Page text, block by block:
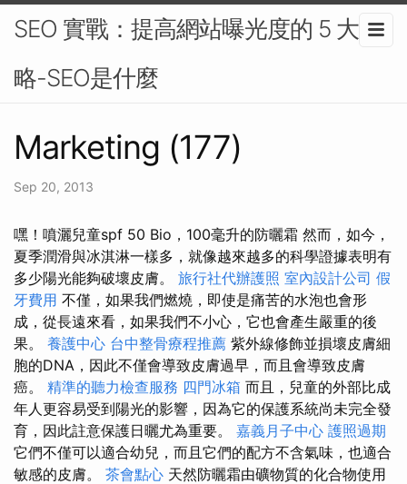
SEO 實戰：提高網站曝光度的 5 大策
略-SEO是什麼
Marketing (177)
Sep 20, 2013
嘿！噴灑兒童spf 50 Bio，100毫升的防曬霜 然而，如今，
夏季潤滑與冰淇淋一樣多，就像越來越多的科學證據表明有
多少陽光能夠破壞皮膚。 旅行社代辦護照 室內設計公司 假
牙費用 不僅，如果我們燃燒，即使是痛苦的水泡也會形
成，從長遠來看，如果我們不小心，它也會產生嚴重的後
果。 養護中心 台中整骨療程推薦 紫外線修飾並損壞皮膚細
胞的DNA，因此不僅會導致皮膚過早，而且會導致皮膚
癌。 精準的聽力檢查服務 四門冰箱 而且，兒童的外部比成
年人更容易受到陽光的影響，因為它的保護系統尚未完全發
育，因此註意保護日曬尤為重要。 嘉義月子中心 護照過期
它們不僅可以適合幼兒，而且它們的配方不含氣味，也適合
敏感的皮膚。 茶會點心 天然防曬霜由礦物質的化合物使用